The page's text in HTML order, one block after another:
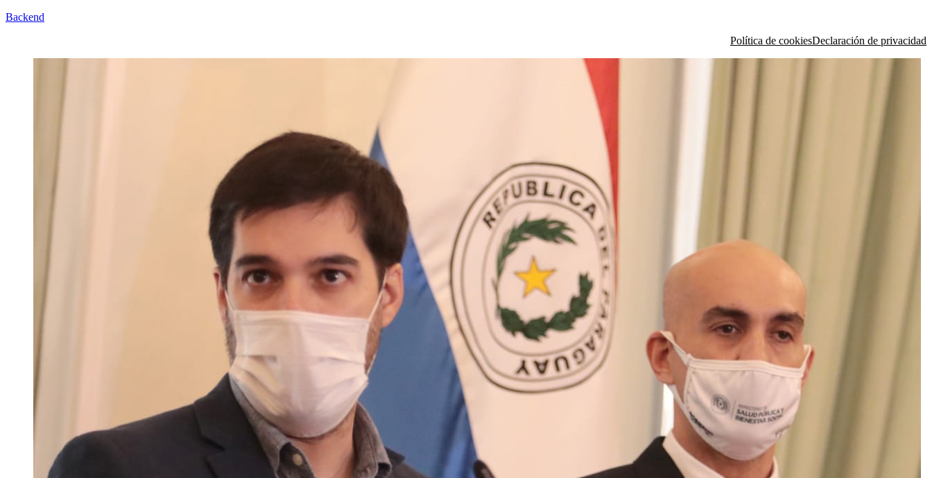
Backend
Política de cookiesDeclaración de privacidad